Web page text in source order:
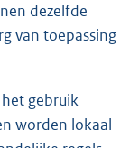
dezelfde
van toepassing
gebruik
worden lokaal